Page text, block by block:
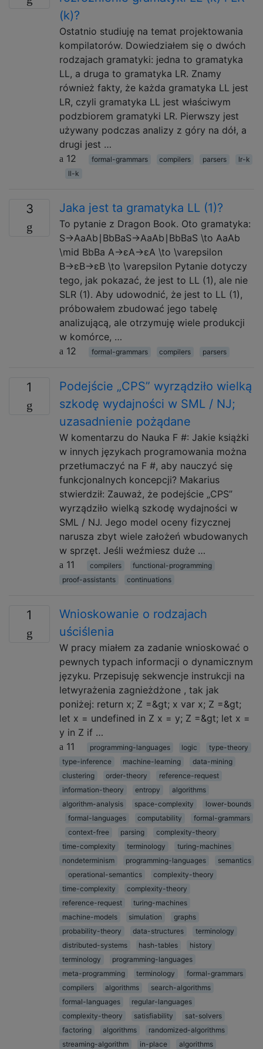
(k)?
Ostatnio studiuję na temat projektowania
kompilatorów. Dowiedziałem się o dwóch
rodzajach gramatyki: jedna to gramatyka
LL, a druga to gramatyka LR. Znamy
również fakty, że każda gramatyka LL jest
LR, czyli gramatyka LL jest właściwym
podzbiorem gramatyki LR. Pierwszy jest
używany podczas analizy z góry na dół, a
drugi jest …
12
formal-grammars compilers parsers
lr-k
ll-k
3 Jaka jest ta gramatyka LL (1)?
To pytanie z Dragon Book. Oto gramatyka:
S→AaAb∣BbBaS→AaAb∣BbBaS \to AaAb
\mid BbBa A→εA→εA \to \varepsilon
B→εB→εB \to \varepsilon Pytanie dotyczy
tego, jak pokazać, że jest to LL (1), ale nie
SLR (1). Aby udowodnić, że jest to LL (1),
próbowałem zbudować jego tabelę
analizującą, ale otrzymuję wiele produkcji
w komórce, …
12
formal-grammars compilers parsers
1
Podejście „CPS” wyrządziło wielką
szkodę wydajności w SML / NJ;
uzasadnienie pożądane
W komentarzu do Nauka F #: Jakie książki
w innych językach programowania można
przetłumaczyć na F #, aby nauczyć się
funkcjonalnych koncepcji? Makarius
stwierdził: Zauważ, że podejście „CPS”
wyrządziło wielką szkodę wydajności w
SML / NJ. Jego model oceny fizycznej
narusza zbyt wiele założeń wbudowanych
w sprzęt. Jeśli weźmiesz duże …
11
compilers
functional-programming
proof-assistants
continuations
1
Wnioskowanie o rodzajach
uściślenia
W pracy miałem za zadanie wnioskować o
pewnych typach informacji o dynamicznym
języku. Przepisuję sekwencje instrukcji na
letwyrażenia zagnieżdżone , tak jak
poniżej: return x; Z =&gt; x var x; Z =&gt;
let x = undefined in Z x = y; Z =&gt; let x =
y in Z if …
11
programming-languages logic
type-theory
type-inference
machine-learning
data-mining
clustering
order-theory
reference-request
information-theory
entropy
algorithms
algorithm-analysis
space-complexity
lower-bounds
formal-languages
computability
formal-grammars
context-free
parsing
complexity-theory
time-complexity
terminology
turing-machines
nondeterminism
programming-languages
semantics
operational-semantics
complexity-theory
time-complexity
complexity-theory
reference-request
turing-machines
machine-models
simulation
graphs
probability-theory
data-structures
terminology
distributed-systems
hash-tables
history
terminology
programming-languages
meta-programming
terminology
formal-grammars
compilers
algorithms
search-algorithms
formal-languages
regular-languages
complexity-theory
satisfiability
sat-solvers
factoring
algorithms
randomized-algorithms
streaming-algorithm
in-place
algorithms